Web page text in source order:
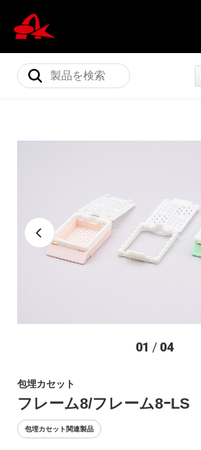
会社概要
01 / 04
包埋カセット
フレーム8/フレーム8ｰLS
包埋カセット関連製品